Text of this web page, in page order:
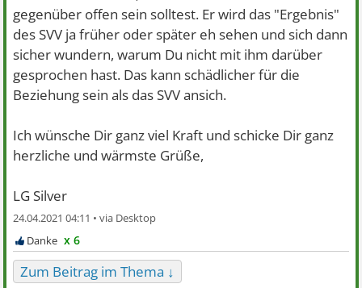
gegenüber offen sein solltest. Er wird das "Ergebnis"
des SVV ja früher oder später eh sehen und sich dann
sicher wundern, warum Du nicht mit ihm darüber
gesprochen hast. Das kann schädlicher für die
Beziehung sein als das SVV ansich.
Ich wünsche Dir ganz viel Kraft und schicke Dir ganz
herzliche und wärmste Grüße,
LG Silver
24.04.2021 04:11 •
x 6
Zum Beitrag im Thema ↓